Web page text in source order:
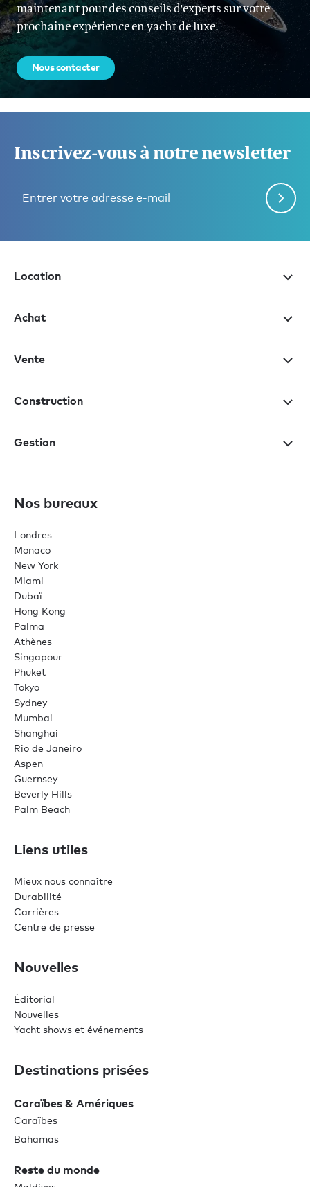
maintenant pour des conseils d'experts sur votre
prochaine expérience en yacht de luxe.
Nous contacter
Inscrivez-vous à notre newsletter
Location
Achat
Vente
Construction
Gestion
Nos bureaux
Londres
Monaco
New York
Miami
Dubaï
Hong Kong
Palma
Athènes
Singapour
Phuket
Tokyo
Sydney
Mumbai
Shanghai
Rio de Janeiro
Aspen
Guernsey
Beverly Hills
Palm Beach
Liens utiles
Mieux nous connaître
Durabilité
Carrières
Centre de presse
Nouvelles
Éditorial
Nouvelles
Yacht shows et événements
Destinations prisées
Caraïbes & Amériques
Caraïbes
Bahamas
Reste du monde